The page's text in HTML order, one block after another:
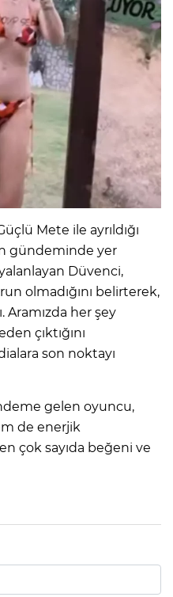
Mete ile ayrıldığı
gündeminde yer
Düvenci,
olmadığını belirterek,
Aramızda her şey
çıktığını
son noktayı
gelen oyuncu,
de enerjik
çok sayıda beğeni ve